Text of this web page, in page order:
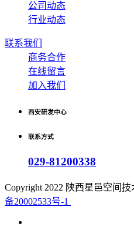
公司动态
行业动态
联系我们
商务合作
在线留言
加入我们
西安研发中心
联系方式
029-81200338
Copyright 2022 陕西星邑空间
备20002533号-1